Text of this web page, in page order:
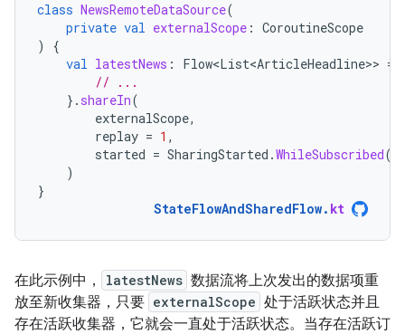
class NewsRemoteDataSource(
private val externalScope : CoroutineScope
)
{
val latestNews : Flow<List<ArticleHeadline>> =
// ...
}. shareIn(
externalScope,
replay = 1 ,
started = SharingStarted .WhileSubscribed()
)
}
StateFlowAndSharedFlow. kt
在此示例中， latestNews 数据流将上次发出的数据项重
放至新收集器，只要 externalScope 处于活跃状态并且
存在活跃收集器，它就会一直处于活跃状态。当存在活跃订